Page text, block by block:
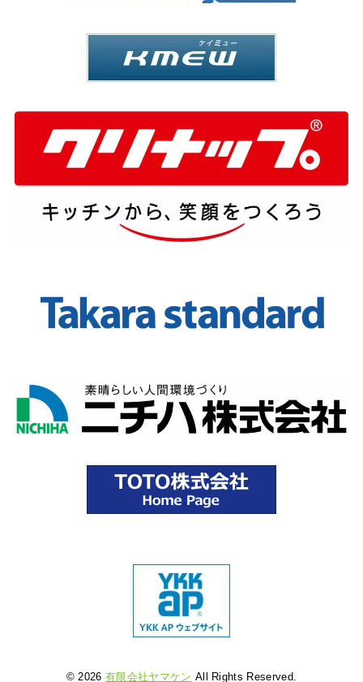
© 2026 有限会社ヤマケン All Rights Reserved.